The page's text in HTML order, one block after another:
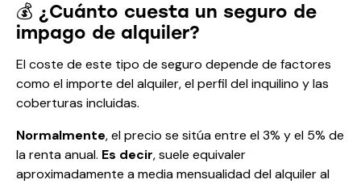
💰 ¿Cuánto cuesta un seguro de
impago de alquiler?
El coste de este tipo de seguro depende de factores
como el importe del alquiler, el perfil del inquilino y las
coberturas incluidas.
Normalmente, el precio se sitúa entre el 3% y el 5% de
la renta anual. Es decir, suele equivaler
aproximadamente a media mensualidad del alquiler al